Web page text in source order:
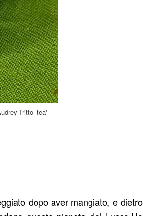
Tritto tea'
dopo aver mangiato, e dietro